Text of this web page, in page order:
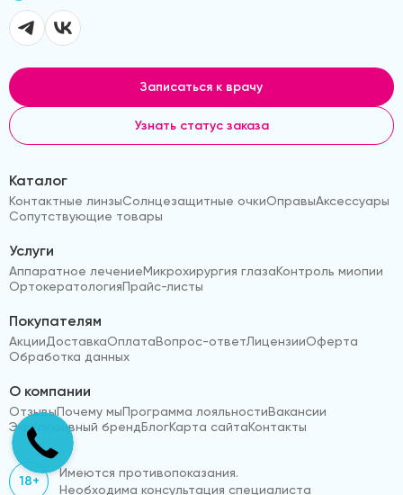
Записаться к врачу
Узнать статус заказа
Каталог
Контактные линзыСолнцезащитные очкиОправыАксессуары
Сопутствующие товары
Услуги
Аппаратное лечениеМикрохирургия глазаКонтроль миопии
ОртокератологияПрайс-листы
Покупателям
АкцииДоставкаОплатаВопрос-ответЛицензииОферта
Обработка данных
О компании
ОтзывыПочему мыПрограмма лояльностиВакансии
Эксклюзивный брендБлогКарта сайтаКонтакты
18+
Имеются противопоказания.
Необходима консультация специалиста